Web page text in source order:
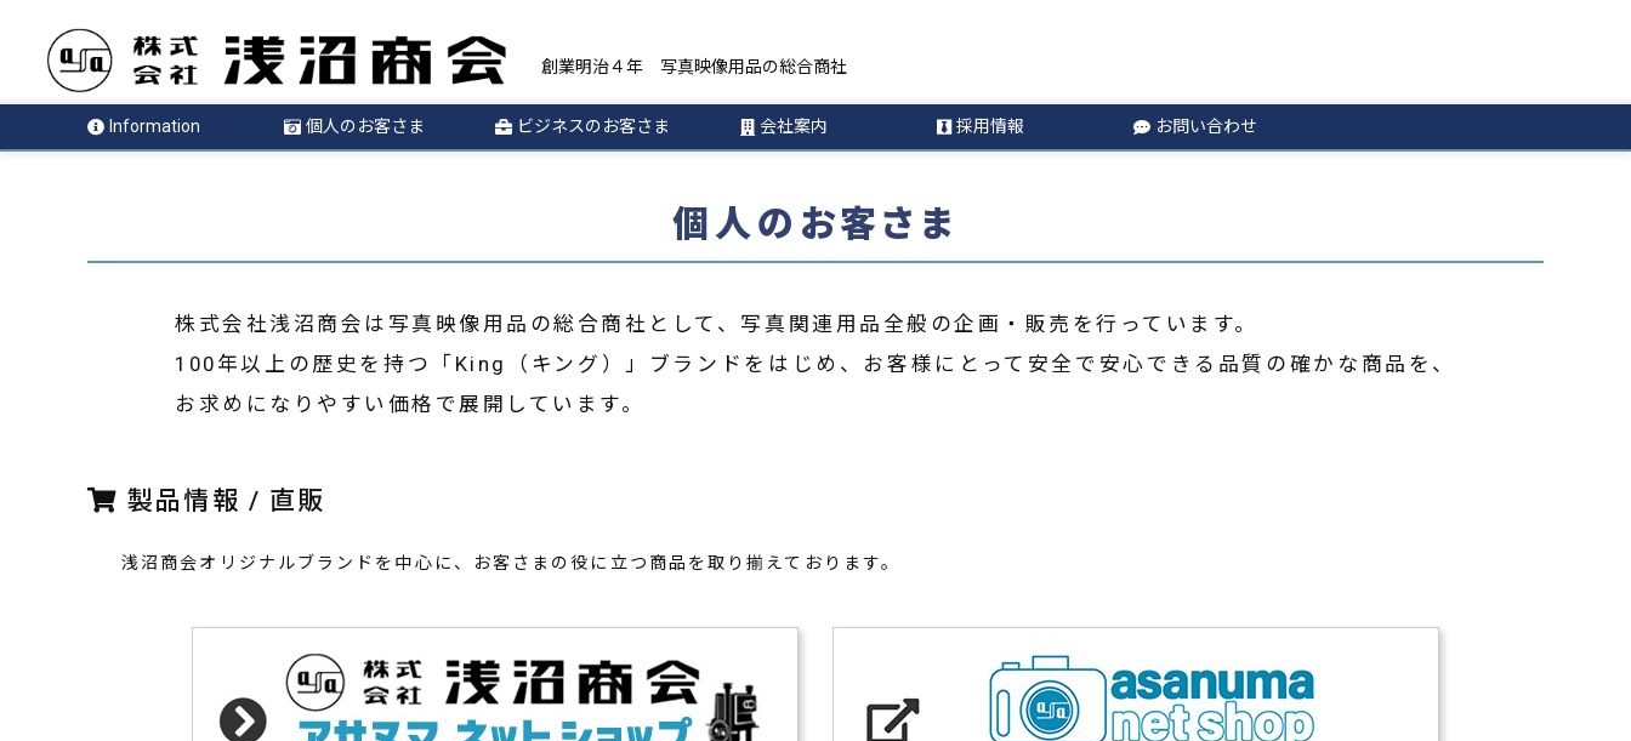
創業明治４年 写真映像用品の総合商社
Information 個人のお客さま ビジネスのお客さま 会社案内 採用情報 お問い合わせ
個人のお客さま
株式会社浅沼商会は写真映像用品の総合商社として、写真関連用品全般の企画・販売を行っています。
100年以上の歴史を持つ「King（キング）」ブランドをはじめ、お客様にとって安全で安心できる品質の確かな商品を、
お求めになりやすい価格で展開しています。
製品情報 / 直販
浅沼商会オリジナルブランドを中心に、お客さまの役に立つ商品を取り揃えております。